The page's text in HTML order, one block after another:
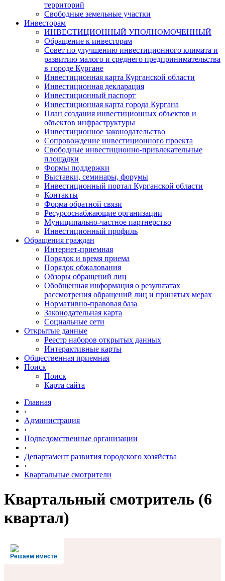
территорий
Свободные земельные участки
Инвесторам
ИНВЕСТИЦИОННЫЙ УПОЛНОМОЧЕННЫЙ
Обращение к инвесторам
Совет по улучшению инвестиционного климата и
развитию малого и среднего предпринимательства
в городе Кургане
Инвестиционная карта Курганской области
Инвестиционная декларация
Инвестиционный паспорт
Инвестиционная карта города Кургана
План создания инвестиционных объектов и
объектов инфраструктуры
Инвестиционное законодательство
Сопровождение инвестиционного проекта
Свободные инвестиционно-привлекательные
площадки
Формы поддержки
Выставки, семинары, форумы
Инвестиционный портал Курганской области
Контакты
Форма обратной связи
Ресурсоснабжающие организации
Муниципально-частное партнерство
Инвестиционный профиль
Обращения граждан
Интернет-приемная
Порядок и время приема
Порядок обжалования
Обзоры обращений лиц
Обобщенная информация о результатах
рассмотрения обращений лиц и принятых мерах
Нормативно-правовая база
Законодательная карта
Социальные сети
Открытые данные
Реестр наборов открытых данных
Интерактивные карты
Общественная приемная
Поиск
Поиск
Карта сайта
Главная
›
Администрация
›
Подведомственные организации
›
Департамент развития городского хозяйства
›
Квартальные смотрители
Квартальный смотритель (6
квартал)
Решаем вместе